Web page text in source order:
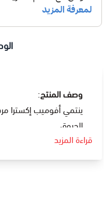
وصف المنتج:
ينتمي أفوميب إكسترا
الحروق .
دواعي الإستعمال
يحتوي على مادة ليتا
قراءة المزيد